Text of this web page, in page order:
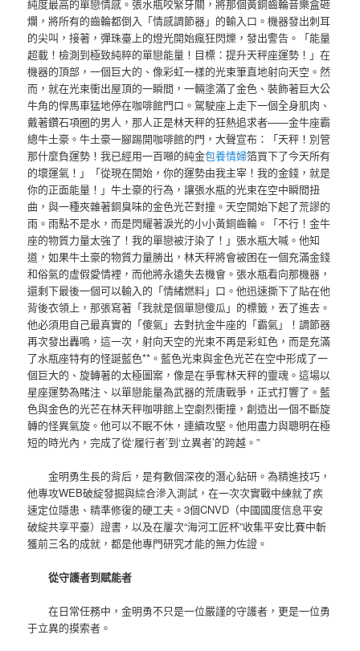
純度最高的單戀情感。張水瓶咬緊牙關，將那個黃銅齒輪音樂盒砸
爛，將所有的齒輪都倒入「情感調節器」的輸入口。機器發出刺耳
的尖叫，接著，彈珠臺上的燈光開始瘋狂閃爍，發出警告。「能量
超載！檢測到極致純粹的單戀能量！目標：提升天秤座運勢！」在
機器的頂部，一個巨大的、像彩虹一樣的光束筆直地射向天空。然
而，就在光束衝出屋頂的一瞬間，一輛塗滿了金色、裝飾著巨大公
牛角的悍馬車猛地停在咖啡館門口。駕駛座上走下一個全身肌肉、
戴著鑽石項圈的男人，那人正是林天秤的狂熱追求者——金牛座霸
總牛土豪。牛土豪一腳踢開咖啡館的門，大聲宣布：「天秤！別管
那什麼負運勢！我已經用一百噸的純金包養情婦箔買下了今天所有
的壞運氣！」「從現在開始，你的運勢由我主宰！我的金錢，就是
你的正面能量！」牛土豪的行為，讓張水瓶的光束在空中瞬間扭
曲，與一種夾雜著銅臭味的金色光芒對撞。天空開始下起了荒謬的
雨。雨點不是水，而是閃耀著淚光的小小黃銅齒輪。「不行！金牛
座的物質力量太強了！我的單戀被汙染了！」張水瓶大喊。他知
道，如果牛土豪的物質力量勝出，林天秤將會被困在一個充滿金錢
和俗氣的虛假愛情裡，而他將永遠失去機會。張水瓶看向那機器，
還剩下最後一個可以輸入的「情緒燃料」口。他迅速撕下了貼在他
背後衣領上，那張寫著「我就是個單戀傻瓜」的標籤，丟了進去。
他必須用自己最真實的「傻氣」去對抗金牛座的「霸氣」！調節器
再次發出轟鳴，這一次，射向天空的光束不再是彩虹色，而是充滿
了水瓶座特有的怪誕藍色**。藍色光束與金色光芒在空中形成了一
個巨大的、旋轉著的太極圖案，像是在爭奪林天秤的靈魂。這場以
星座運勢為賭注、以單戀能量為武器的荒唐戰爭，正式打響了。藍
色與金色的光芒在林天秤咖啡館上空劇烈衝撞，創造出一個不斷旋
轉的怪異氣旋。他可以不眠不休，連續攻堅。他用盡力與聰明在極
短的時光內，完成了從‘履行者’到‘立異者’的跨越。”
金明勇生長的背后，是有數個深夜的潛心鉆研。為精進技巧，
他專攻WEB破綻發掘與綜合滲入測試，在一次次實戰中練就了疾
速定位隱患、精準修復的硬工夫。3個CNVD（中國國度信息平安
破綻共享平臺）證書，以及在屢次“海河工匠杯”收集平安比賽中斬
獲前三名的成就，都是他專門研究才能的無力佐證。
從守護者到賦能者
在日常任務中，金明勇不只是一位嚴謹的守護者，更是一位勇
于立異的摸索者。